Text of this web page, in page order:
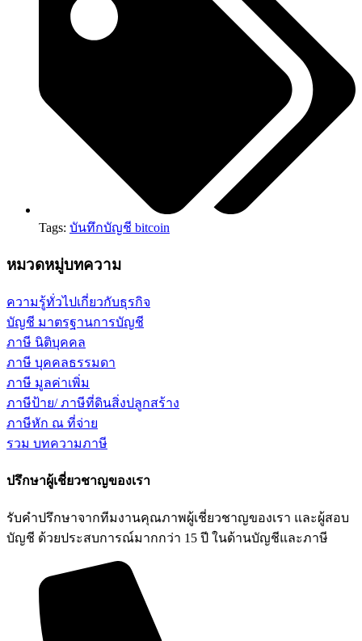
Tags: บันทึกบัญชี bitcoin
หมวดหมู่บทความ
ความรู้ทั่วไปเกี่ยวกับธุรกิจ
บัญชี มาตรฐานการบัญชี
ภาษี นิติบุคคล
ภาษี บุคคลธรรมดา
ภาษี มูลค่าเพิ่ม
ภาษีป้าย/ ภาษีที่ดินสิ่งปลูกสร้าง
ภาษีหัก ณ ที่จ่าย
รวม บทความภาษี
ปรึกษาผู้เชี่ยวชาญของเรา
รับคำปรึกษาจากทีมงานคุณภาพผู้เชี่ยวชาญของเรา และผู้สอบ
บัญชี ด้วยประสบการณ์มากกว่า 15 ปี ในด้านบัญชีและภาษี